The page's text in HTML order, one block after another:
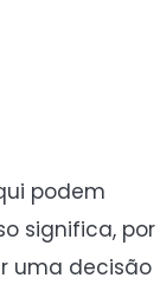
podem
significa, por
uma decisão